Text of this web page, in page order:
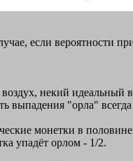
если вероятности
некий
выпадения "орла"
монетки в
упадёт орлом - 1/2.